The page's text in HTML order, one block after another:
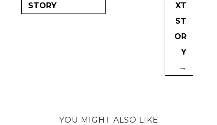
STORY
XT
ST
OR
Y
→
YOU MIGHT ALSO LIKE